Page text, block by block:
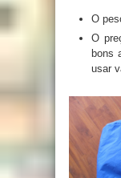
O
O
bons
usar